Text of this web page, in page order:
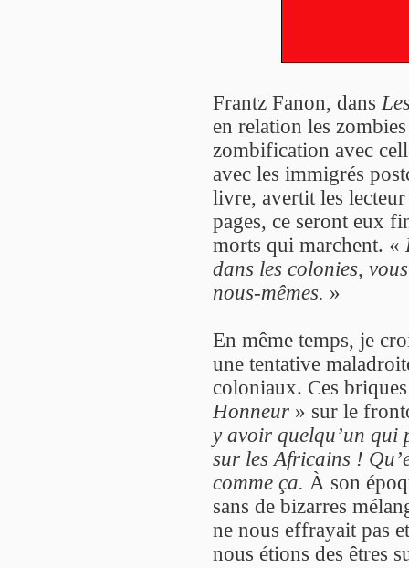
Frantz Fanon, dans
en relation les
zombification avec
avec les immigrés
livre, avertit les lecteur
pages, ce seront eux
morts qui marchent. «
dans les colonies,
nous-mêmes. »
En même temps, je
une tentative
coloniaux. Ces
Honneur » sur le
y avoir quelqu’un qui
sur les Africains !
comme ça. À son
sans de bizarres
ne nous effrayait pas
nous étions des êtres